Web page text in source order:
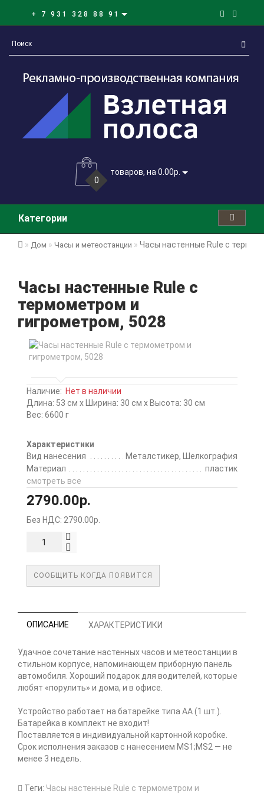
+ 7 931 328 88 91
0
товаров, на 0.00р.
Категории
Дом Часы и метеостанции Часы настенные Rule с
Часы настенные Rule с
термометром и
гигрометром, 5028
Наличие: Нет в наличии
Длина: 53 см x Ширина: 30 см x Высота: 30 см
Вес: 6600 г
Характеристики
Вид нанесения
Металстикер, Шелкография
Материал
пластик
смотреть все
2790.00р.
Без НДС: 2790.00р.
СООБЩИТЬ КОГДА ПОЯВИТСЯ
ОПИСАНИЕ ХАРАКТЕРИСТИКИ
Удачное сочетание настенных часов и метеостанции в
стильном корпусе, напоминающем приборную панель
автомобиля. Хороший подарок для водителей, которые
любят «порулить» и дома, и в офисе.
Устройство работает на батарейке типа АА (1 шт.).
Батарейка в комплект не входит!
Поставляется в индивидуальной картонной коробке.
Срок исполнения заказов с нанесением MS1;MS2 — не
менее 3 недель.
Теги: Часы настенные Rule с термометром и